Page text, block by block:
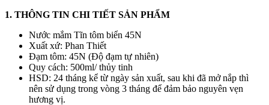
1. THÔNG TIN CHI TIẾT SẢN PHẨM
Nước mắm Tĩn tôm biển 45N
Xuất xứ: Phan Thiết
Đạm tôm: 45N (Độ đạm tự nhiên)
Quy cách: 500ml/ thủy tinh
HSD: 24 tháng kể từ ngày sản xuất, sau khi đã mở nắp thì
nên sử dụng trong vòng 3 tháng để đảm bảo nguyên vẹn
hương vị.